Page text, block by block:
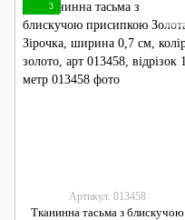
3
Артикул: 013458
Тканинна тасьма з блискучою